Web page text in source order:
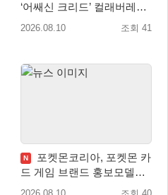
‘어쌔신 크리드’ 컬래버레이
션 8월 20일 실시
2026.08.10 조회 41
N
포켓몬코리아, 포켓몬 카
드 게임 브랜드 홍보모델로
배우 변우석 선정!